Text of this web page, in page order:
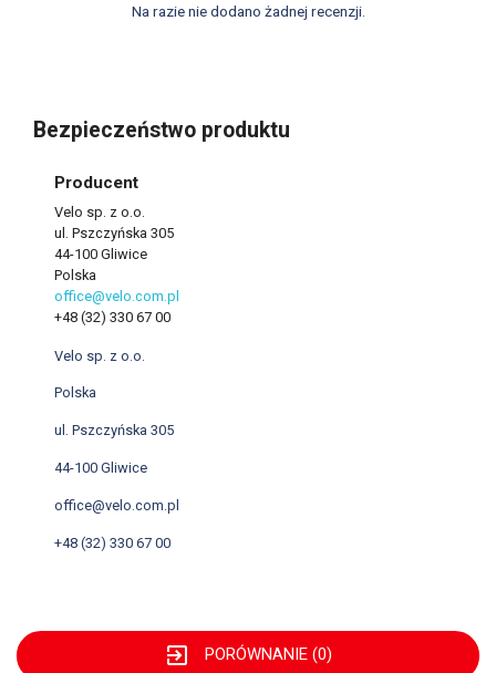
Na razie nie dodano żadnej recenzji.
Bezpieczeństwo produktu
Producent
Velo sp. z o.o.
ul. Pszczyńska 305
44-100 Gliwice
Polska
office@velo.com.pl
+48 (32) 330 67 00
Velo sp. z o.o.
Polska
ul. Pszczyńska 305
44-100 Gliwice
office@velo.com.pl
+48 (32) 330 67 00
exit_to_app PORÓWNANIE (0)